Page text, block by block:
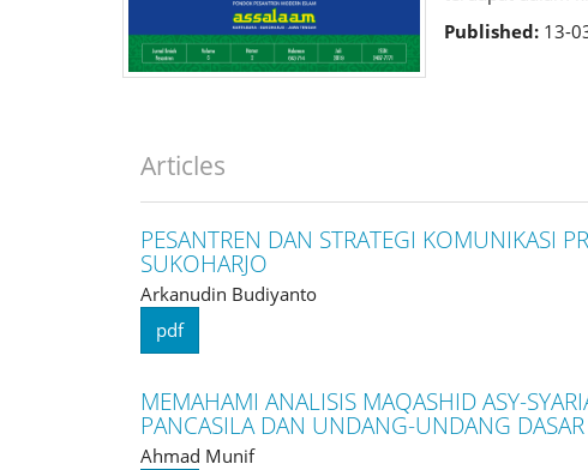
Published: 13-
Articles
PESANTREN DAN STRATEGI KOMUNIKASI
SUKOHARJO
Arkanudin Budiyanto
pdf
MEMAHAMI ANALISIS MAQASHID ASY-
PANCASILA DAN UNDANG-UNDANG
Ahmad Munif